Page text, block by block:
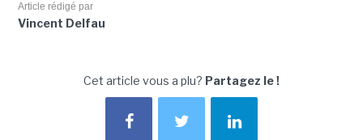
Article rédigé par
Vincent Delfau
Cet article vous a plu? Partagez le !